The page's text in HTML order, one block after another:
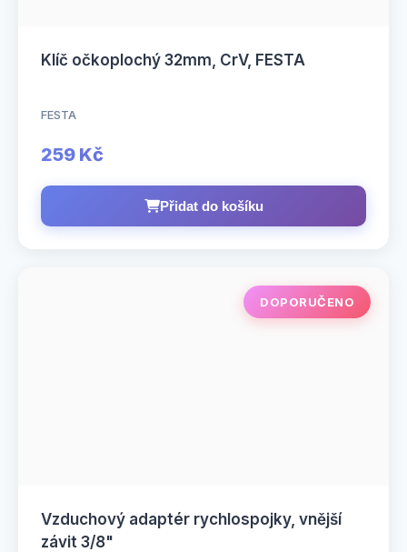
Klíč očkoplochý 32mm, CrV, FESTA
FESTA
259 Kč
Přidat do košíku
DOPORUČENO
Vzduchový adaptér rychlospojky, vnější
závit 3/8"